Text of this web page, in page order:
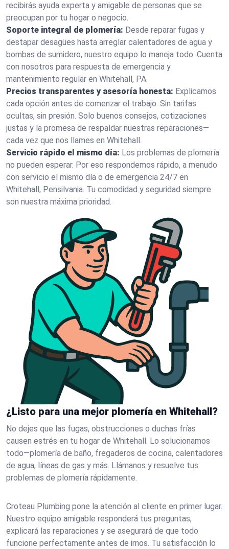
recibirás ayuda experta y amigable de personas que se
preocupan por tu hogar o negocio.
Soporte integral de plomería: Desde reparar fugas y
destapar desagües hasta arreglar calentadores de agua y
bombas de sumidero, nuestro equipo lo maneja todo. Cuenta
con nosotros para respuesta de emergencia y
mantenimiento regular en Whitehall, PA.
Precios transparentes y asesoría honesta: Explicamos
cada opción antes de comenzar el trabajo. Sin tarifas
ocultas, sin presión. Solo buenos consejos, cotizaciones
justas y la promesa de respaldar nuestras reparaciones—
cada vez que nos llames en Whitehall.
Servicio rápido el mismo día: Los problemas de plomería
no pueden esperar. Por eso respondemos rápido, a menudo
con servicio el mismo día o de emergencia 24/7 en
Whitehall, Pensilvania. Tu comodidad y seguridad siempre
son nuestra máxima prioridad.
¿Listo para una mejor plomería en Whitehall?
No dejes que las fugas, obstrucciones o duchas frías
causen estrés en tu hogar de Whitehall. Lo solucionamos
todo—plomería de baño, fregaderos de cocina, calentadores
de agua, líneas de gas y más. Llámanos y resuelve tus
problemas de plomería rápidamente.
Croteau Plumbing pone la atención al cliente en primer lugar.
Nuestro equipo amigable responderá tus preguntas,
explicará las reparaciones y se asegurará de que todo
funcione perfectamente antes de irnos. Tu satisfacción lo